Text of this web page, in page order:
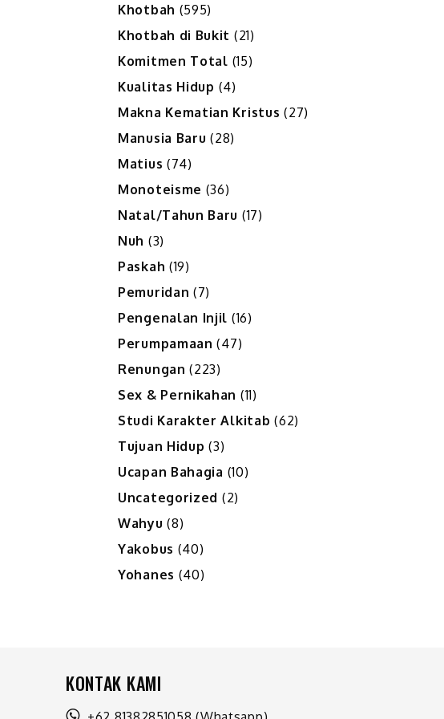
Khotbah (595)
Khotbah di Bukit (21)
Komitmen Total (15)
Kualitas Hidup (4)
Makna Kematian Kristus (27)
Manusia Baru (28)
Matius (74)
Monoteisme (36)
Natal/Tahun Baru (17)
Nuh (3)
Paskah (19)
Pemuridan (7)
Pengenalan Injil (16)
Perumpamaan (47)
Renungan (223)
Sex & Pernikahan (11)
Studi Karakter Alkitab (62)
Tujuan Hidup (3)
Ucapan Bahagia (10)
Uncategorized (2)
Wahyu (8)
Yakobus (40)
Yohanes (40)
KONTAK KAMI